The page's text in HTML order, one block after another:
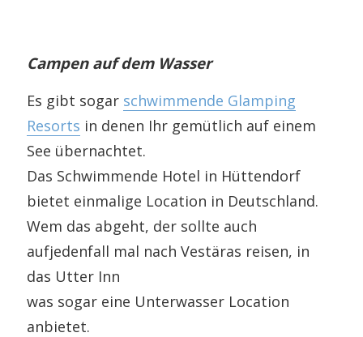
Campen auf dem Wasser
Es gibt sogar schwimmende Glamping
Resorts in denen Ihr gemütlich auf einem
See übernachtet.
Das Schwimmende Hotel in Hüttendorf
bietet einmalige Location in Deutschland.
Wem das abgeht, der sollte auch
aufjedenfall mal nach Vestäras reisen, in
das Utter Inn
was sogar eine Unterwasser Location
anbietet.